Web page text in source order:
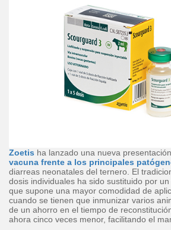
Zoetis ha lanzado una nueva
vacuna frente a los principales
diarreas neonatales del ternero. El
dosis individuales ha sido sustituido por
que supone una mayor comodidad de
cuando se tienen que inmunizar varios
de un ahorro en el tiempo de
ahora cinco veces menor, facilitando el